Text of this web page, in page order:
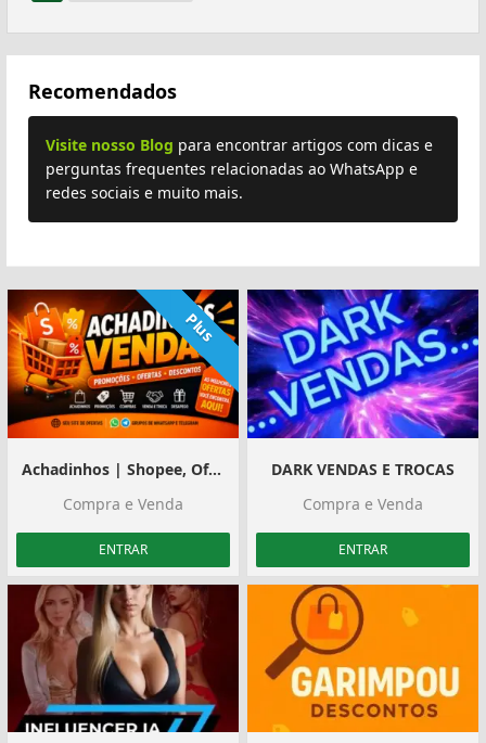
Recomendados
Visite nosso Blog para encontrar artigos com dicas e
perguntas frequentes relacionadas ao WhatsApp e
redes sociais e muito mais.
Plus
Achadinhos | Shopee, Ofertas e Divulgação
Compra e Venda
ENTRAR
DARK VENDAS E TROCAS
Compra e Venda
ENTRAR